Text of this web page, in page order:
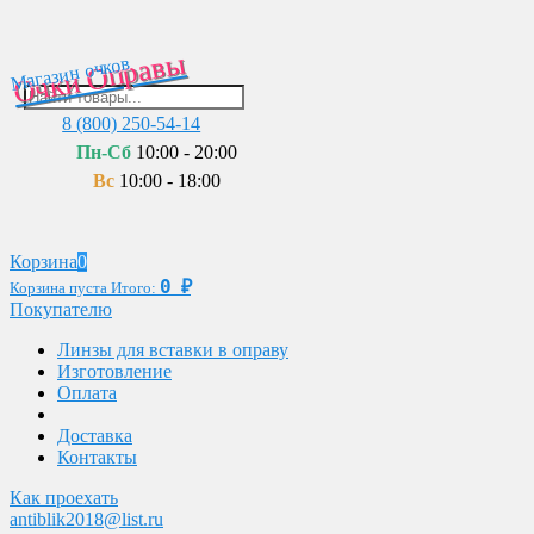
Очки Оправы
Магазин очков
8 (800) 250-54-14
Пн-Сб 10:00 - 20:00
Вс 10:00 - 18:00
Корзина0
Корзина пуста Итого: 0 ₽
Покупателю
Линзы для вставки в оправу
Изготовление
Оплата
Доставка
Контакты
Как проехать
antiblik2018@list.ru